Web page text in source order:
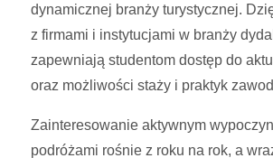
dynamicznej branży turystycznej.
z firmami i instytucjami w branży
zapewniają studentom dostęp do
oraz możliwości staży i praktyk
Zainteresowanie aktywnym
podróżami rośnie z roku na rok, a